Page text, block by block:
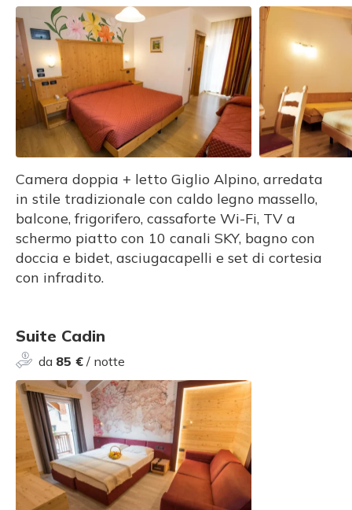
Camera doppia + letto Giglio Alpino, arredata
in stile tradizionale con caldo legno massello,
balcone, frigorifero, cassaforte Wi-Fi, TV a
schermo piatto con 10 canali SKY, bagno con
doccia e bidet, asciugacapelli e set di cortesia
con infradito.
Suite Cadin
da 85 € / notte